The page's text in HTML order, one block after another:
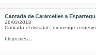
Cantada de Caramelles a
26/03/2013
Cantada el dissabte, diumenge i
Llegir més...